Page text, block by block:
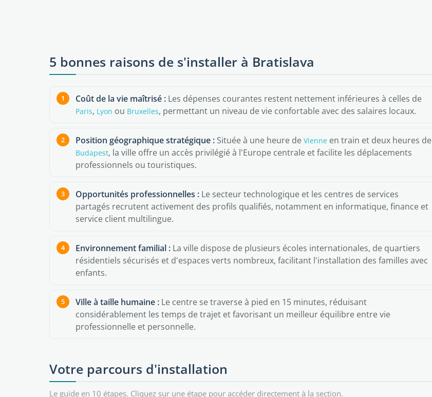
5 bonnes raisons de s'installer à Bratislava
Coût de la vie maîtrisé : Les dépenses courantes restent nettement inférieures à celles de
Paris, Lyon ou Bruxelles, permettant un niveau de vie confortable avec des salaires locaux.
Position géographique stratégique : Située à une heure de Vienne en train et deux heures de
Budapest, la ville offre un accès privilégié à l'Europe centrale et facilite les déplacements
professionnels ou touristiques.
Opportunités professionnelles : Le secteur technologique et les centres de services
partagés recrutent activement des profils qualifiés, notamment en informatique, finance et
service client multilingue.
Environnement familial : La ville dispose de plusieurs écoles internationales, de quartiers
résidentiels sécurisés et d'espaces verts nombreux, facilitant l'installation des familles avec
enfants.
Ville à taille humaine : Le centre se traverse à pied en 15 minutes, réduisant
considérablement les temps de trajet et favorisant un meilleur équilibre entre vie
professionnelle et personnelle.
Votre parcours d'installation
Le guide en 10 étapes. Cliquez sur une étape pour accéder directement à la section.